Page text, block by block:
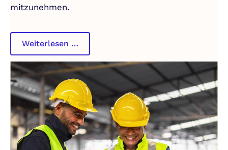
mitzunehmen.
Weiterlesen …Inhouse
Leadership
Development
für
internationale
Senior-
Managerteams